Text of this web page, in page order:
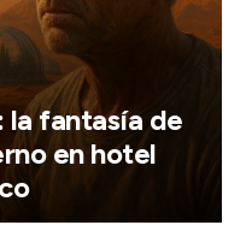
la fantasía de
en hotel